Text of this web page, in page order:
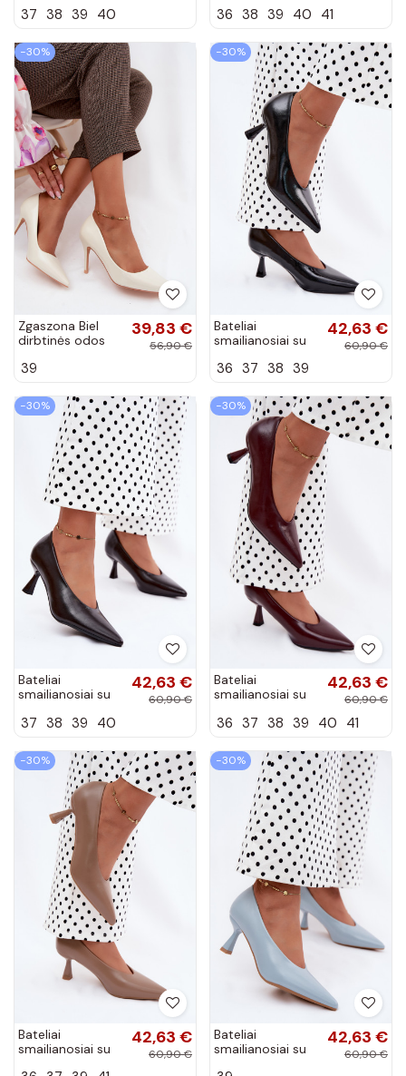
bateliai su lako
37 38 39 40
bateliai su lako
36 38 39 40 41
−30%
Zgaszona Biel
dirbtinės odos
bateliai su lako
39,83 €
56,90 €
39
−30%
Bateliai
smailianosiai su
spalvos Silenta
42,63 €
60,90 €
36 37 38 39
−30%
Bateliai
smailianosiai su
CzekoladoĮe
42,63 €
60,90 €
37 38 39 40
−30%
Bateliai
smailianosiai su
spalvos Silenta
42,63 €
60,90 €
36 37 38 39 40 41
−30%
Bateliai
smailianosiai su
42,63 €
60,90 €
−30%
Bateliai
smailianosiai su
42,63 €
60,90 €